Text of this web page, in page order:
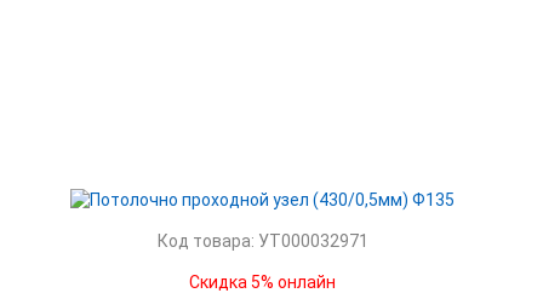
Код товара: УТ000032971
Скидка 5% онлайн